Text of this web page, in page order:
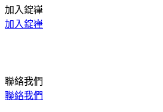
加入錠嵂
加入錠嵂
聯絡我們
聯絡我們